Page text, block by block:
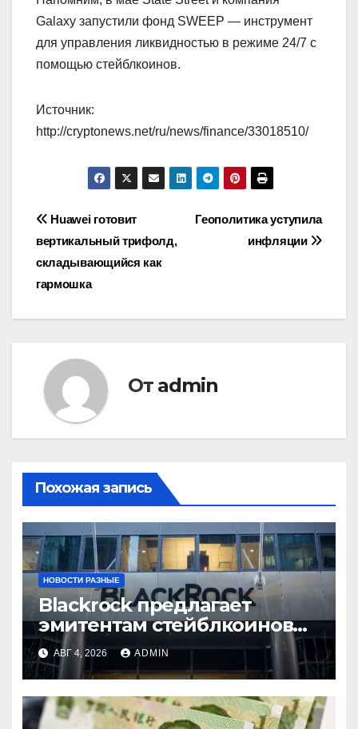
Galaxy запустили фонд SWEEP — инструмент
для управления ликвидностью в режиме 24/7 с
помощью стейблкоинов.
Источник:
http://cryptonews.net/ru/news/finance/33018510/
Навигация
по
записям
Геополитика уступила
инфляции
Huawei готовит
вертикальный трифолд,
складывающийся как
гармошка
От admin
Похожая запись
НОВОСТИ РАЗНЫЕ
Blackrock предлагает
эмитентам стейблкоинов
два токенизированных
фонда денежного рынка
АВГ 4, 2026 ADMIN